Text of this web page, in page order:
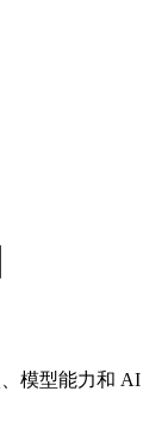
模型能力和 AI